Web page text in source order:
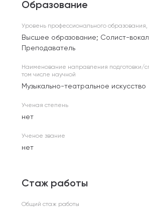
Образование
Уровень профессионального образования,
Высшее образование; Солист-
Преподаватель
Наименование направления подготовки/
том числе научной
Музыкально-театральное искусство
Ученая степень
нет
Ученое звание
нет
Стаж работы
Общий стаж работы